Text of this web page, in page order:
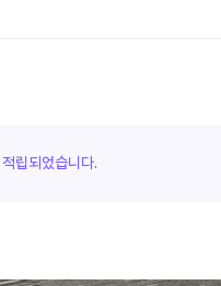
적립되었습니다.